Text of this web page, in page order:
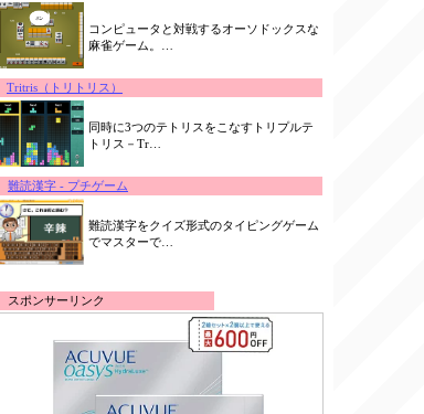
コンピュータと対戦するオーソドックスな
麻雀ゲーム。…
Tritris（トリトリス）
同時に3つのテトリスをこなすトリプルテ
トリス－Tr…
難読漢字 - プチゲーム
難読漢字をクイズ形式のタイピングゲーム
でマスターで…
スポンサーリンク